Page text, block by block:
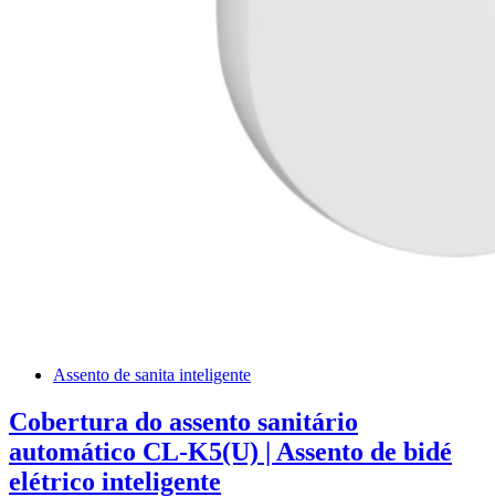
Assento de sanita inteligente
Cobertura do assento sanitário
automático CL-K5(U) | Assento de bidé
elétrico inteligente